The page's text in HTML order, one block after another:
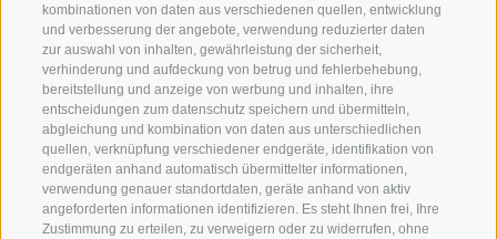
kombinationen von daten aus verschiedenen quellen, entwicklung
und verbesserung der angebote, verwendung reduzierter daten
zur auswahl von inhalten, gewährleistung der sicherheit,
verhinderung und aufdeckung von betrug und fehlerbehebung,
bereitstellung und anzeige von werbung und inhalten, ihre
entscheidungen zum datenschutz speichern und übermitteln,
abgleichung und kombination von daten aus unterschiedlichen
quellen, verknüpfung verschiedener endgeräte, identifikation von
endgeräten anhand automatisch übermittelter informationen,
verwendung genauer standortdaten, geräte anhand von aktiv
angeforderten informationen identifizieren. Es steht Ihnen frei, Ihre
Zustimmung zu erteilen, zu verweigern oder zu widerrufen, ohne
Sei jederzeit informiert und up to date!
NEWSLETTER